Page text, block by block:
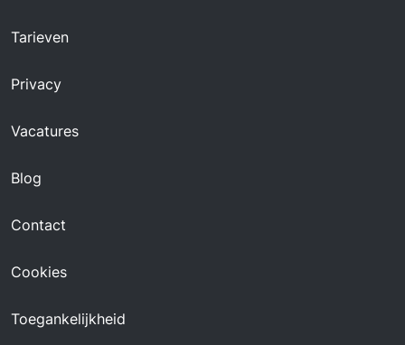
Tarieven
Privacy
Vacatures
Blog
Contact
Cookies
Toegankelijkheid